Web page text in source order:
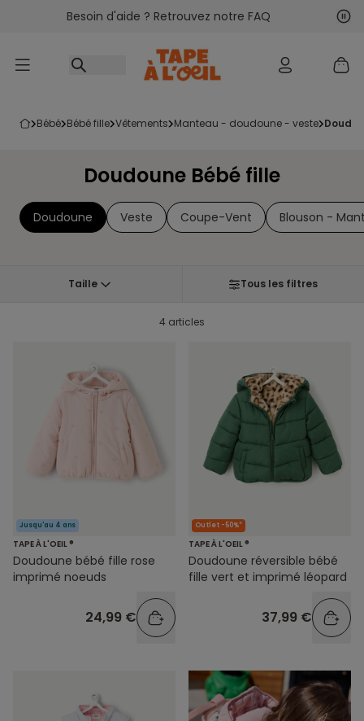
Accéder au contenu
Besoin d'aide ? Retrouvez notre FAQ
bébé bébé fille vêtements manteau - doudoune - veste
Doudoune Bébé fille
Doudoune Veste Coupe-Vent Blouson -
Taille Tous les filtres
4 articles
Jusqu'au 4 ans
TAPE À L'OEIL ®
Doudoune bébé fille rose
imprimé noeuds
24,99 €
Outlet -50%*
TAPE À L'OEIL ®
Doudoune réversible bébé
fille vert et imprimé léopard
37,99 €